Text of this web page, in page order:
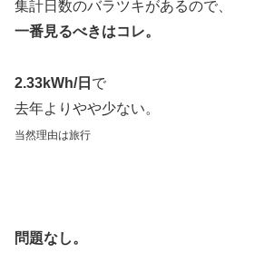
集計日数のバラツキがあるので、
一番見るべきはコレ。
2.33kWh/日 で
去年よりやや少ない。
当然理由は旅行
問題なし。